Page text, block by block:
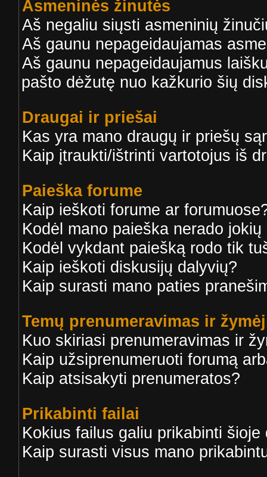
Asmeninės žinutės
Aš negaliu siųsti asmeninių
Aš gaunu nepageidaujamas
Aš gaunu nepageidaujamus
pašto dėžutę nuo kažkurio šių
Draugai ir priešai
Kas yra mano draugų ir priešų
Kaip įtraukti/ištrinti vartotojus iš
Paieška forume
Kaip ieškoti forume ar
Kodėl mano paieška nerado
Kodėl vykdant paiešką rodo tik
Kaip ieškoti diskusijų dalyvių?
Kaip surasti mano paties
Temų prenumeravimas ir
Kuo skiriasi prenumeravimas ir
Kaip užsiprenumeruoti forumą
Kaip atsisakyti prenumeratos?
Prikabinti failai
Kokius failus galiu prikabinti
Kaip surasti visus mano